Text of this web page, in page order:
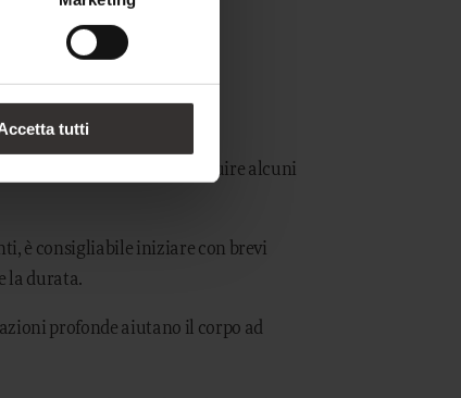
tutti
è importante seguire alcuni
è consigliabile iniziare con brevi
la durata.
profonde aiutano il corpo ad